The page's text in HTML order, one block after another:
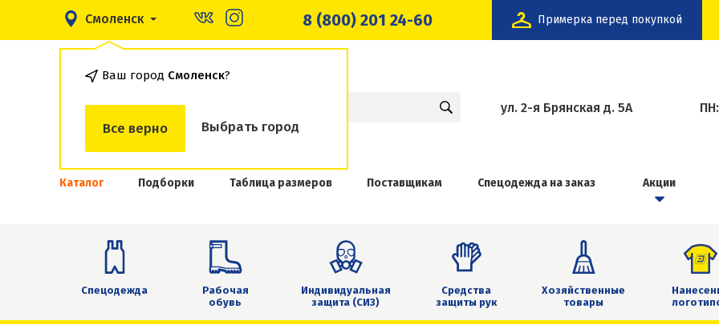
Смоленск
Ваш город Смоленск?
Все верно Выбрать город
8 (800) 201 24-60 Примерка перед покупкой
ул. 2-я Брянская д. 5А ПН:
Каталог Подборки Таблица размеров Поставщикам Спецодежда на заказ Акции
Спецодежда
Рабочая
обувь
Индивидуальная
защита (СИЗ)
Средства
защиты рук
Хозяйственные
товары